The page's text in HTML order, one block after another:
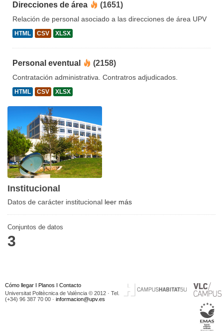
Direcciones de área (1651)
Relación de personal asociado a las direcciones de área UPV
HTML CSV XLSX
Personal eventual (2158)
Contratación administrativa. Contratros adjudicados.
HTML CSV XLSX
Institucional
Datos de carácter institucional leer más
Conjuntos de datos
3
Cómo llegar I Planos I Contacto
Universitat Politècnica de València © 2012 · Tel.
(+34) 96 387 70 00 · informacion@upv.es